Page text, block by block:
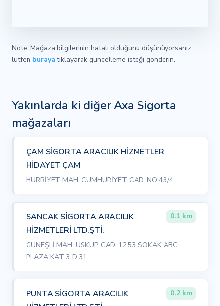
Note: Mağaza bilgilerinin hatalı olduğunu düşünüyorsanız
lütfen buraya tıklayarak güncelleme isteği gönderin.
Yakınlarda ki diğer Axa Sigorta
mağazaları
ÇAM SİGORTA ARACILIK HİZMETLERİ
HİDAYET ÇAM
HÜRRİYET MAH. CUMHURİYET CAD. NO:43/4
SANCAK SİGORTA ARACILIK
HİZMETLERİ LTD.ŞTİ.
0.1 km
GÜNEŞLİ MAH. ÜSKÜP CAD. 1253 SOKAK ABC
PLAZA KAT:3 D:31
PUNTA SİGORTA ARACILIK
0.2 km